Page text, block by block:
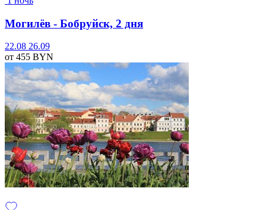
Могилёв - Бобруйск, 2 дня
22.08 26.09
от 455 BYN